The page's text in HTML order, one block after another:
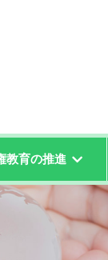
教育の推進